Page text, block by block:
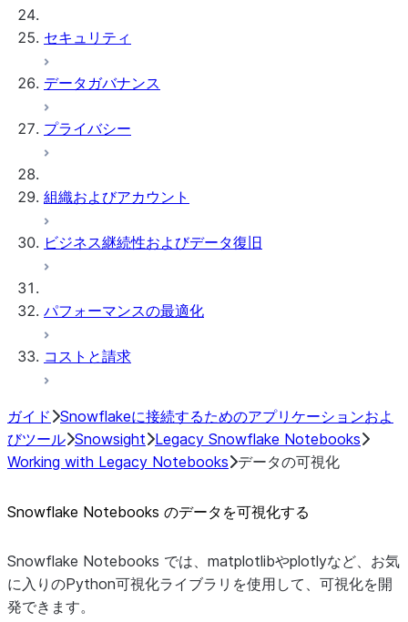
セキュリティ
データガバナンス
プライバシー
組織およびアカウント
ビジネス継続性およびデータ復旧
パフォーマンスの最適化
コストと請求
ガイド Snowflakeに接続するためのアプリケーションおよ
びツール Snowsight Legacy Snowflake Notebooks
Working with Legacy Notebooks データの可視化
Snowflake Notebooks のデータを可視化する
Snowflake Notebooks では、matplotlibやplotlyなど、お気
に入りのPython可視化ライブラリを使用して、可視化を開
発できます。